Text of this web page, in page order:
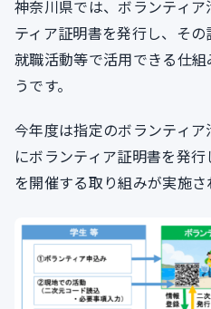
神奈川県では、ボランティ
ティア証明書を発行し、そ
就職活動等で活用できる仕
うです。
今年度は指定のボランティ
にボランティア証明書を発
を開催する取り組みが実施さ